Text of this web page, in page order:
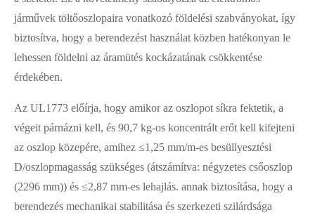
járművek töltőoszlopaira vonatkozó földelési szabványokat, így
biztosítva, hogy a berendezést használat közben hatékonyan le
lehessen földelni az áramütés kockázatának csökkentése
érdekében.
Az UL1773 előírja, hogy amikor az oszlopot síkra fektetik, a
végeit párnázni kell, és 90,7 kg-os koncentrált erőt kell kifejteni
az oszlop közepére, amihez ≤1,25 mm/m-es besüllyesztési
D/oszlopmagasság szükséges (átszámítva: négyzetes csőoszlop
(2296 mm)) és ≤2,87 mm-es lehajlás. annak biztosítása, hogy a
berendezés mechanikai stabilitása és szerkezeti szilárdsága